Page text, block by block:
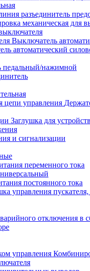
разъединитель
механическая для
Выключатель
автоматический
педальный/нажимной
Заглушка для
и сигнализации
переменного тока
постоянного тока
управления пускателя,
отключения в